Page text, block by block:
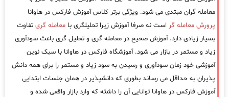
معامله گران مبتدی می شود. ویژگی برتر کلاس آموزش فارکس در هاوانا
پرورش معامله گر است نه صرفا آموزش زیرا تحلیلگری با معامله گری تفاوت
بسیار زیادی دارد. آموزش صحیح در معامله گری و تحلیل گری باعث سودآوری
زیاد و مستمر در بازار می شود. آموزشگاه فارکس در هاوانا با سبک نوین
آموزشی خود زمان سودآوری و رسیدن به سود زیاد و مستمر را برای همه دانش
پذیران به حداقل می رساند بطوری که دانشپذیر در همان جلسات ابتدایی
آموزش فارکس در هاوانا توانایی آن را داشته که وارد بازار واقعی شده و